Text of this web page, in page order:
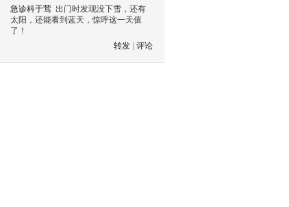
急诊科于莺 出门时发现没下雪，还有
太阳，还能看到蓝天，惊呼这一天值
了！
转发
评论